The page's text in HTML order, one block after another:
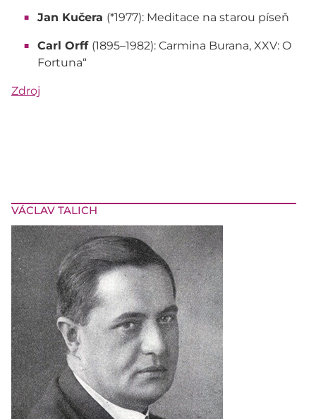
VÁCLAV TALICH
Jan Kučera (*1977): Meditace na starou píseň
Carl Orff (1895–1982): Carmina Burana, XXV: O
Fortuna“
Zdroj